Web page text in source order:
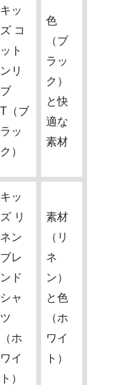
キッ
ズ コ
ット
ンリ
ブ
T（ブ
ラッ
ク）
色
（ブ
ラッ
ク）
と快
適な
素材
キッ
ズ リ
ネン
ブレ
ンド
シャ
ツ
（ホ
ワイ
ト）
素材
（リ
ネ
ン）
と色
（ホ
ワイ
ト）